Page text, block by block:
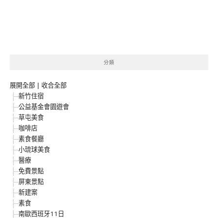
分類
展開全部 | 收合全部
新竹住宿
公益基金會園遊會
草屯美食
咖啡店
素食餐廳
小琉球美食
醫療
免費景點
屏東景點
新建案
素食
南歐西班牙11日